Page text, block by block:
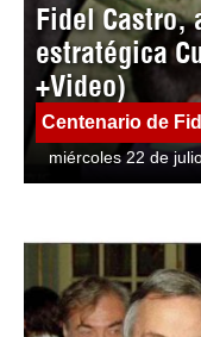
Fidel Castro,
estratégica
+Video)
Centenario de
miércoles 22 de